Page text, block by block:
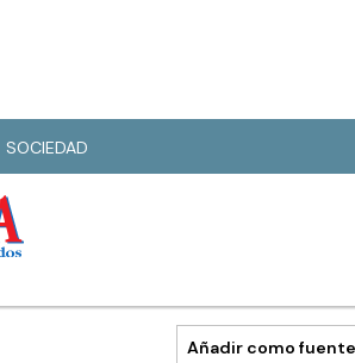
SOCIEDAD
Añadir como